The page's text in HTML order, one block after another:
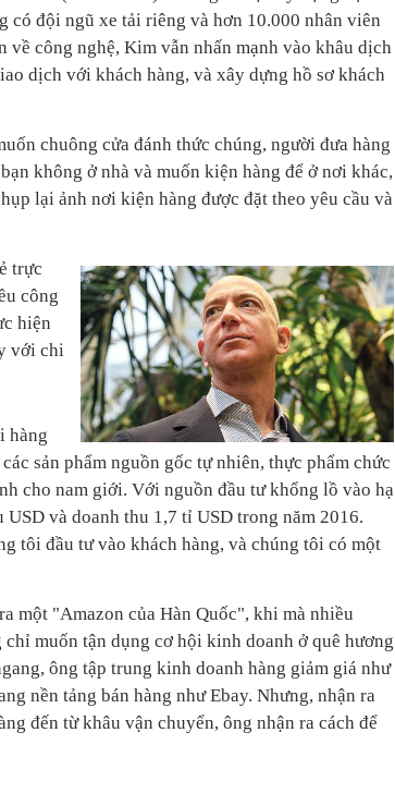
có đội ngũ xe tải riêng và hơn 10.000 nhân viên
công nghệ, Kim vẫn nhấn mạnh vào khâu dịch
dịch với khách hàng, và xây dựng hồ sơ khách
chuông cửa đánh thức chúng, người đưa hàng
không ở nhà và muốn kiện hàng để ở nơi khác,
lại ảnh nơi kiện hàng được đặt theo yêu cầu và
trực
công
hiện
với chi
hàng
sản phẩm nguồn gốc tự nhiên, thực phẩm chức
cho nam giới. Với nguồn đầu tư khổng lồ vào hạ
và doanh thu 1,7 tỉ USD trong năm 2016.
tôi đầu tư vào khách hàng, và chúng tôi có một
một "Amazon của Hàn Quốc", khi mà nhiều
muốn tận dụng cơ hội kinh doanh ở quê hương
ông tập trung kinh doanh hàng giảm giá như
nền tảng bán hàng như Ebay. Nhưng, nhận ra
đến từ khâu vận chuyển, ông nhận ra cách để